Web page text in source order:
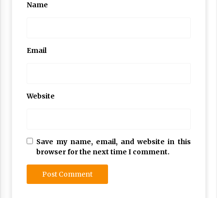
Name
Email
Website
Save my name, email, and website in this
browser for the next time I comment.